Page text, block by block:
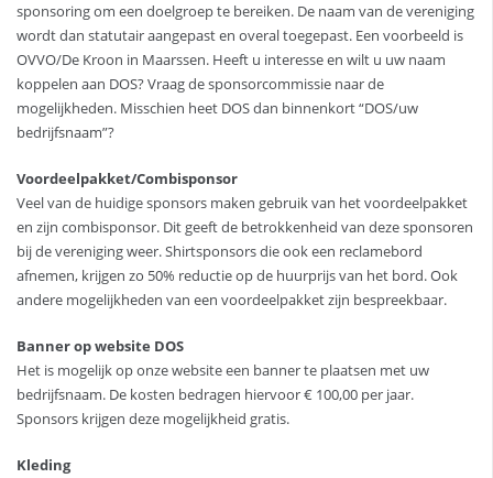
sponsoring om een doelgroep te bereiken. De naam van de vereniging
wordt dan statutair aangepast en overal toegepast. Een voorbeeld is
OVVO/De Kroon in Maarssen. Heeft u interesse en wilt u uw naam
koppelen aan DOS? Vraag de sponsorcommissie naar de
mogelijkheden. Misschien heet DOS dan binnenkort “DOS/uw
bedrijfsnaam”?
Voordeelpakket/Combisponsor
Veel van de huidige sponsors maken gebruik van het voordeelpakket
en zijn combisponsor. Dit geeft de betrokkenheid van deze sponsoren
bij de vereniging weer. Shirtsponsors die ook een reclamebord
afnemen, krijgen zo 50% reductie op de huurprijs van het bord. Ook
andere mogelijkheden van een voordeelpakket zijn bespreekbaar.
Banner op website DOS
Het is mogelijk op onze website een banner te plaatsen met uw
bedrijfsnaam. De kosten bedragen hiervoor € 100,00 per jaar.
Sponsors krijgen deze mogelijkheid gratis.
Kleding